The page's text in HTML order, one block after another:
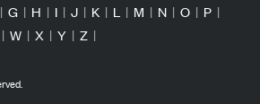
| G | H | I | J | K | L | M | N | O | P |
| W | X | Y | Z |